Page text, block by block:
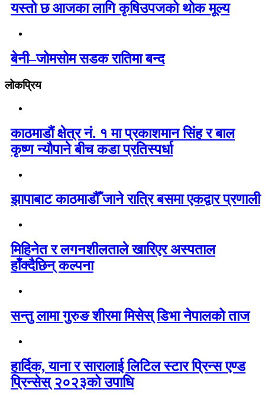
यस्तो छ आजका लागि कृषिउपजको थोक मूल्य
बेनी–जोमसोम सडक रातिमा बन्द
लोकप्रिय
काठमाडौं क्षेत्र नं. १ मा प्रकाशमान सिंह र बाल
कृष्ण न्यौपाने बीच कडा प्रतिस्पर्धा
झापाबाट काठमाडौँ जाने रात्रि बसमा एकद्वार प्रणाली
मिहिनेत र लगनशीलताले खारिएर अस्पताल
हाँक्दैछिन् कल्पना
सन्तु लामा गुरुङ शीरमा मिसेस् डिभा नेपालको ताज
हार्दिक, याना र सारालाई लिटिल स्टार प्रिन्स एण्ड
प्रिन्सेस् २०२३को उपाधि